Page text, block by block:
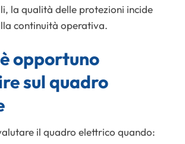
la qualità delle protezioni incide
continuità operativa.
opportuno
sul quadro
il quadro elettrico quando: